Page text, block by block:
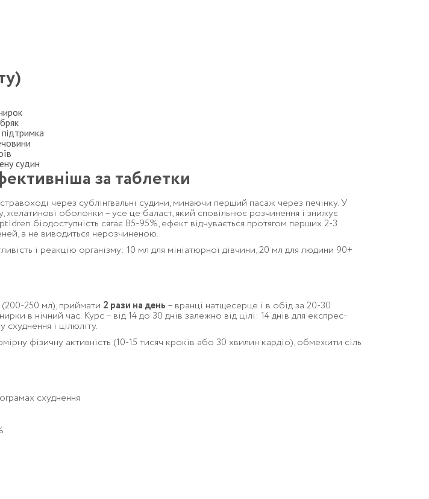
судин
за таблетки
через сублінгвальні судини, минаючи перший пасаж через печінку. У
желатинові оболонки – усе це баласт, який сповільнює розчинення і знижує
біодоступність сягає 85-95%, ефект відчувається протягом перших 2-3
а не виводиться нерозчиненою.
і реакцію організму: 10 мл для мініатюрної дівчини, 20 мл для людини 90+
250 мл), приймати 2 рази на день – вранці натщесерце і в обід за 20-30
в нічний час. Курс – від 14 до 30 днів залежно від цілі: 14 днів для експрес-
і цілюліту.
фізичну активність (10-15 тисяч кроків або 30 хвилин кардіо), обмежити сіль
схуднення